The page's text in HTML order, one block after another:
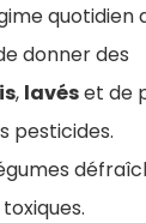
quotidien
donner des
, lavéset de
pesticides.